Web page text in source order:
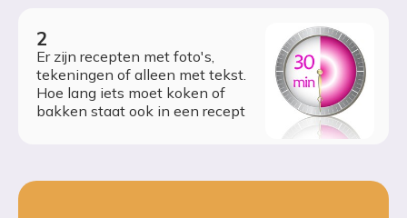
Er zijn recepten met foto's,
tekeningen of alleen met tekst.
Hoe lang iets moet koken of
bakken staat ook in een recept